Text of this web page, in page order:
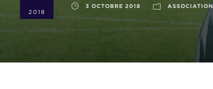
2018
3 OCTOBRE 2018 ASSOCIATION